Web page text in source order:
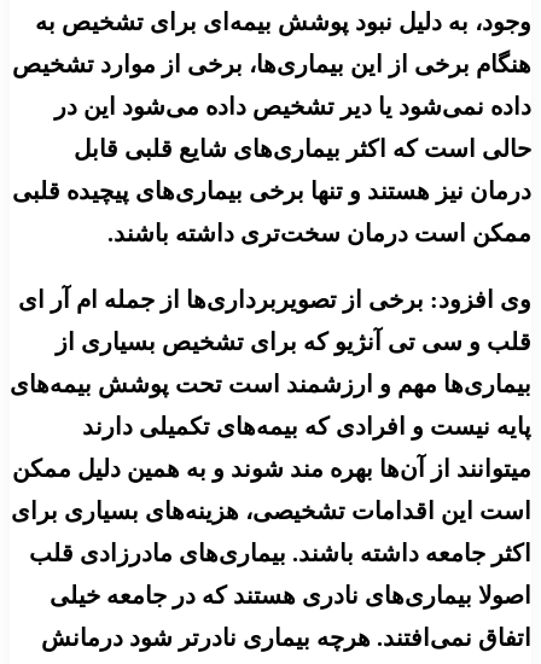
وجود، به دلیل نبود پوشش بیمه‌ای برای تشخیص به
هنگام برخی از این بیماری‌ها، برخی از موارد تشخیص
داده نمی‌شود یا دیر تشخیص داده می‌شود این در
حالی است که اکثر بیماری‌های شایع قلبی قابل
درمان نیز هستند و تنها برخی بیماری‌های پیچیده قلبی
ممکن است درمان سخت‌تری داشته باشند.
وی افزود: برخی از تصویربرداری‌ها از جمله ام آر ای
قلب و سی تی آنژیو که برای تشخیص بسیاری از
بیماری‌ها مهم و ارزشمند است تحت پوشش بیمه‌های
پایه نیست و افرادی که بیمه‌های تکمیلی دارند
میتوانند از آن‌ها بهره مند شوند و به همین دلیل ممکن
است این اقدامات تشخیصی، هزینه‌های بسیاری برای
اکثر جامعه داشته باشند. بیماری‌های مادرزادی قلب
اصولا بیماری‌های نادری هستند که در جامعه خیلی
اتفاق نمی‌افتند. هرچه بیماری نادرتر شود درمانش